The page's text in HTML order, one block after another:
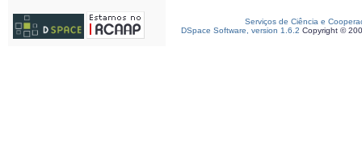
Serviços de Ciência e
DSpace Software, version 1.6.2 Copyright ©